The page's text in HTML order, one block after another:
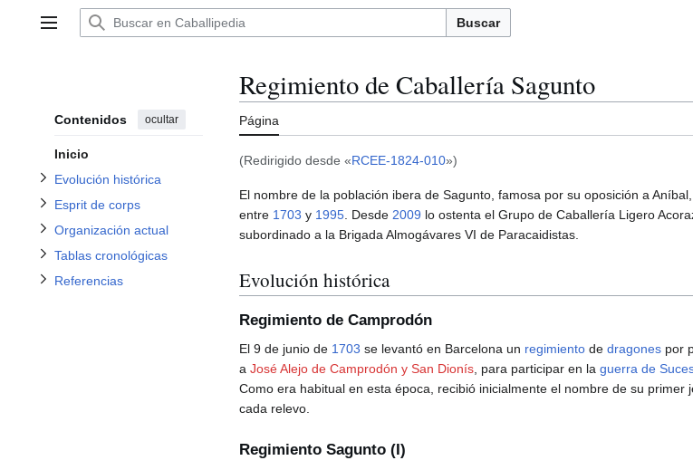
Menú principal Buscar
Contenidos ocultar
Inicio
Evolución histórica
Alternar subsección Evolución histórica
Esprit de corps
Alternar subsección Esprit de corps
Organización actual
Alternar subsección Organización actual
Tablas cronológicas
Alternar subsección Tablas cronológicas
Referencias
Alternar subsección Referencias
Regimiento de Caballería Sagunto
Página
(Redirigido desde «RCEE-1824-010»)
El nombre de la población ibera de Sagunto, famosa por su oposición a
entre 1703 y 1995 . Desde 2009 lo ostenta el Grupo de Caballería Ligero
subordinado a la Brigada Almogávares VI de Paracaidistas.
Evolución histórica
Regimiento de Camprodón
El 9 de junio de 1703 se levantó en Barcelona un regimiento de dragones por
a José Alejo de Camprodón y San Dionís , para participar en la guerra de
Como era habitual en esta época, recibió inicialmente el nombre de su primer
cada relevo.
Regimiento Sagunto (I)